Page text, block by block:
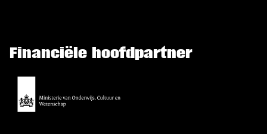
Financiële hoofdpartner